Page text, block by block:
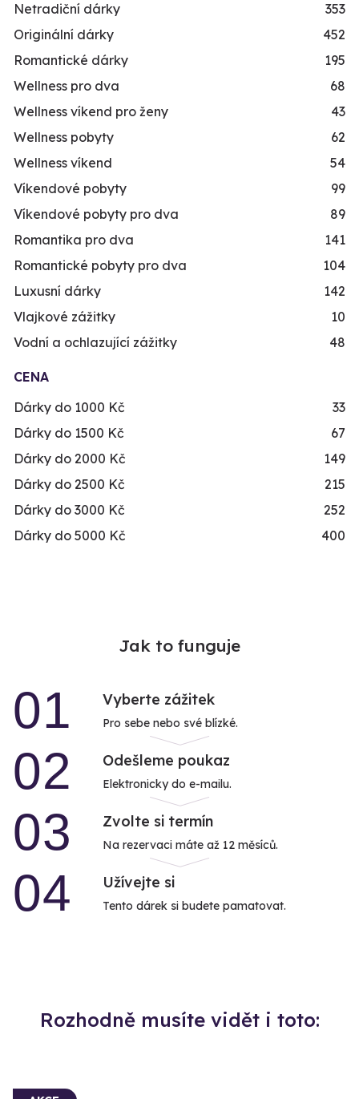
Netradiční dárky
353
Originální dárky
452
Romantické dárky
195
Wellness pro dva
68
Wellness víkend pro ženy
43
Wellness pobyty
62
Wellness víkend
54
Víkendové pobyty
99
Víkendové pobyty pro dva
89
Romantika pro dva
141
Romantické pobyty pro dva
104
Luxusní dárky
142
Vlajkové zážitky
10
Vodní a ochlazující zážitky
48
CENA
Dárky do 1000 Kč
33
Dárky do 1500 Kč
67
Dárky do 2000 Kč
149
Dárky do 2500 Kč
215
Dárky do 3000 Kč
252
Dárky do 5000 Kč
400
Jak to funguje
01 Vyberte zážitek
Pro sebe nebo své blízké.
02 Odešleme poukaz
Elektronicky do e-mailu.
03 Zvolte si termín
Na rezervaci máte až 12 měsíců.
04 Užívejte si
Tento dárek si budete pamatovat.
Rozhodně musíte vidět i toto: